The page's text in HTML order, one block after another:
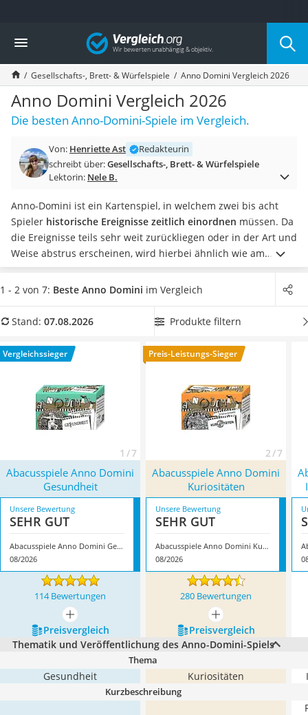
Die beliebtesten Vergleiche nach Kategorie
Freizeit & Sport
Gartentrampolin
Trampolin
Metalldetektor
Eufab-Fahrradträger
Trampolin 366 cm
Aluminium-Koffer
Futterboot
E-Bike-Dreirad
Trekkingschuhe Herren
Reisetasche mit Rollen
Klimmzugstation
Koffer
Nachtsichtgerät
Handgepäck-Koffer
Wanderschuhe Herren
Sicherheitsweste Reiten
Vergleich
Gesellschafts-, Brett- & Würfelspiele Anno Domini Vergleich 2026
Anno Domini Vergleich 2026
Die besten Anno-Domini-Spiele im Vergleich.
Von: Henriette Ast
Redakteurin
schreibt über:Gesellschafts-, Brett- & Würfelspiele
Lektorin: Nele B.
Anno-Domini ist ein Kartenspiel, in welchem zwei bis acht
Spieler historische Ereignisse zeitlich einordnen müssen. Da
die Ereignisse teils sehr weit zurückliegen oder in der Art und
Weise abstrus erscheinen, wird hierbei ähnlich wie am
Pokertischgerne geblufft. Der Sieger des Wissensspiels ist
die Person, die zuerst keine Karten mehr auf der Hand hat.
"Black", umfurchteinflößende Ereignisse und Katastrophen
Überzeugt hat uns hier im August 2026 besonders das
ModellAbacusspiele Anno Domini Gesundheit* mit seinen
1 - 2 von 7: Beste Anno Domini im Vergleich
Stand: 07.08.2026 Produkte filtern
Vergleichssieger
1 / 7
Preis-Leistungs-Sieger
2 / 7
Abacusspiele Anno Domini
Gesundheit
Abacusspiele Anno Domini
Kuriositäten
Unsere Bewertung
SEHR GUT
Abacusspiele Anno Domini Gesundheit
08/2026
Unsere Bewertung
SEHR GUT
Abacusspiele Anno Domini Kuriositäten
08/2026
114 Bewertungen 280 Bewertungen
mehr anzeigen
mehr anzeigen
Preis­vergleich
Preis­vergleich
Thematik und Veröffentlichung des Anno-Domini-Spiels
Thema
Gesundheit Kuriositäten
Kurzbeschreibung